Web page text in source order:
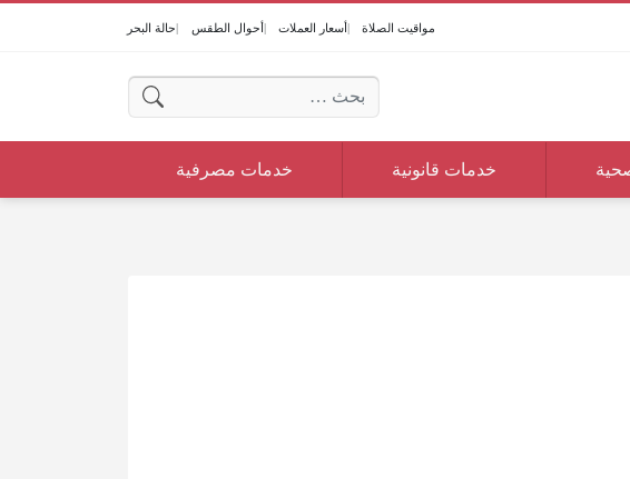
مواقيت الصلاة أسعار العملات أحوال الطقس حالة البحر
البحث عن:
خدمات قانونية خدمات مصرفية